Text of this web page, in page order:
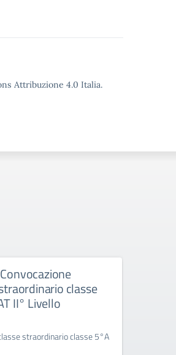
Attribuzione 4.0 Italia.
classe
II° Livello
straordinario classe 5°A